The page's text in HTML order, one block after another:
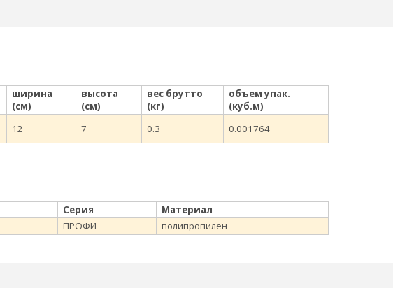
ширина
(см)
высота
(см)
вес брутто
(кг)
объем упак.
(куб.м)
12 7 0.3 0.001764
Серия Материал
ПРОФИ полипропилен